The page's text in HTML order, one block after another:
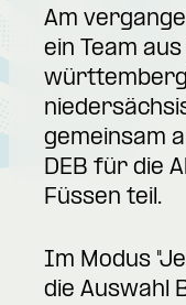
Am
ein Team
gemeinsam
DEB für die
Füssen teil.
Im Modus
die Auswahl